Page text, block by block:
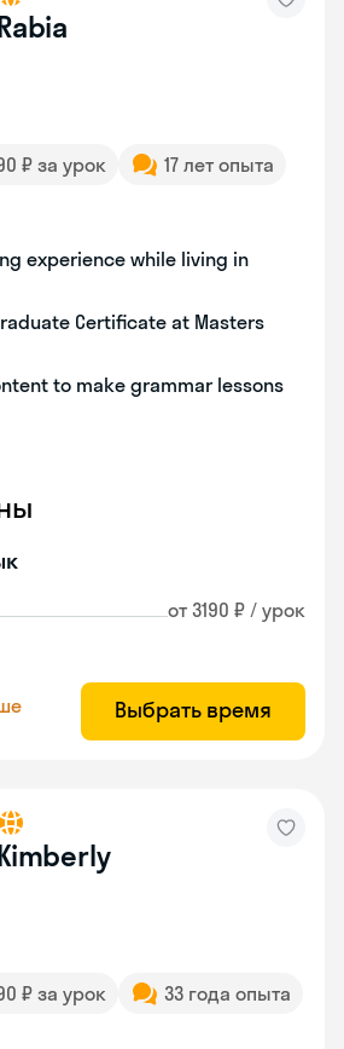
₽ за урок
17 лет опыта
experience while living in
Certificate at Masters
to make grammar lessons
от 3190 ₽ / урок
Выбрать время
₽ за урок
33 года опыта